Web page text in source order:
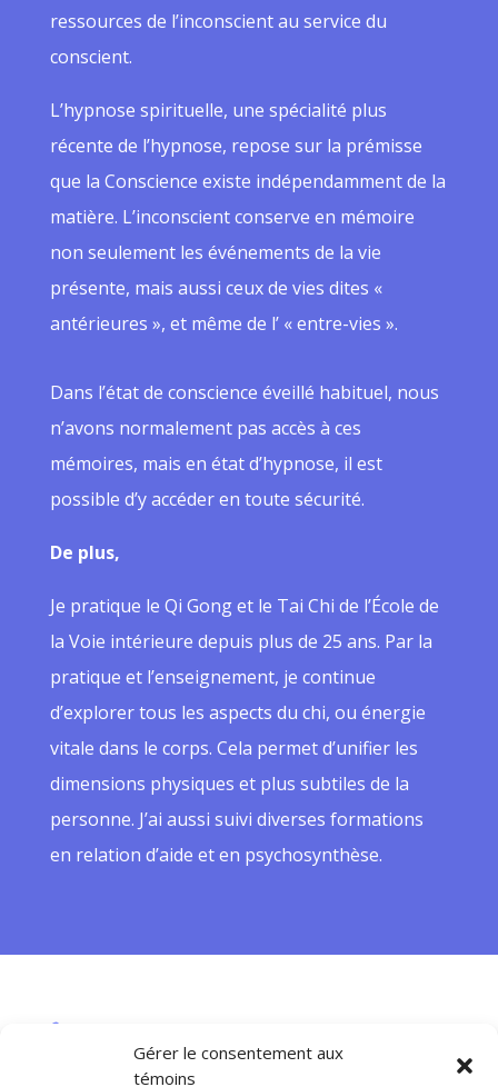
Gérer le consentement aux
témoins
ressources de l’inconscient au service du
conscient.
L’hypnose spirituelle, une spécialité plus
récente de l’hypnose, repose sur la prémisse
que la Conscience existe indépendamment de la
matière. L’inconscient conserve en mémoire
non seulement les événements de la vie
présente, mais aussi ceux de vies dites «
antérieures », et même de l’ « entre-vies ».
Dans l’état de conscience éveillé habituel, nous
n’avons normalement pas accès à ces
mémoires, mais en état d’hypnose, il est
possible d’y accéder en toute sécurité.
De plus,
Je pratique le Qi Gong et le Tai Chi de l’École de
la Voie intérieure depuis plus de 25 ans. Par la
pratique et l’enseignement, je continue
d’explorer tous les aspects du chi, ou énergie
vitale dans le corps. Cela permet d’unifier les
dimensions physiques et plus subtiles de la
personne. J’ai aussi suivi diverses formations
en relation d’aide et en psychosynthèse.